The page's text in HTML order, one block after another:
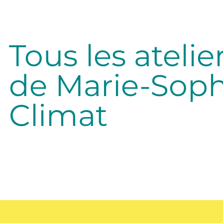
Tous les
de Marie-
Climat